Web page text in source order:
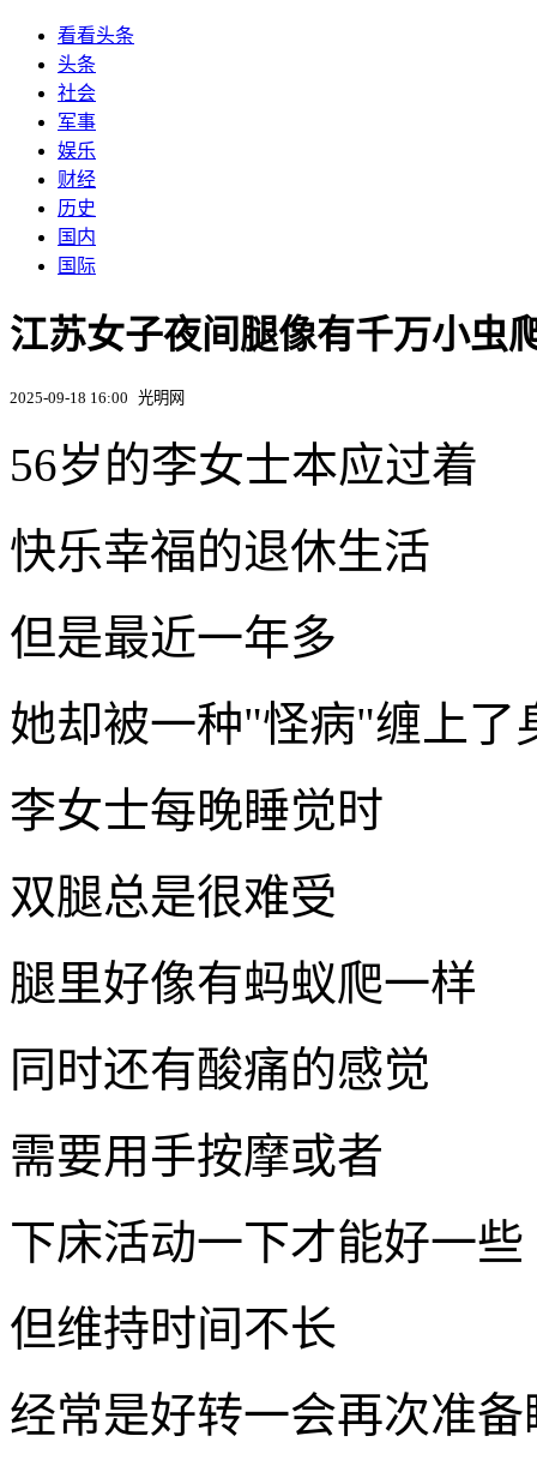
看看头条
头条
社会
军事
娱乐
财经
历史
国内
国际
江苏女子夜间腿像有千万小虫
2025-09-18 16:00 光明网
56岁的李女士本应过着
快乐幸福的退休生活
但是最近一年多
她却被一种"怪病"缠上了
李女士每晚睡觉时
双腿总是很难受
腿里好像有蚂蚁爬一样
同时还有酸痛的感觉
需要用手按摩或者
下床活动一下才能好一些
但维持时间不长
经常是好转一会再次准备